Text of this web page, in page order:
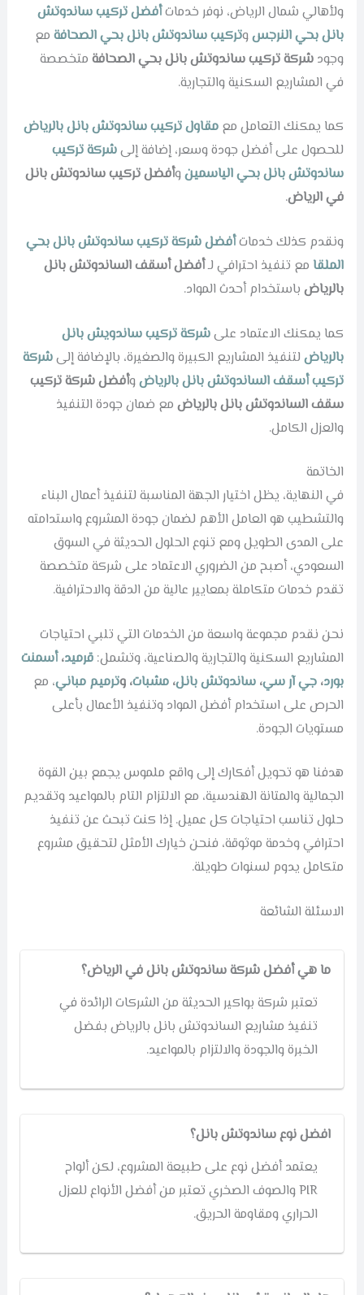
ولأهالي شمال الرياض، نوفر خدماتأفضل تركيب ساندوتش
بانل بحي النرجسوتركيب ساندوتش بانل بحي الصحافةمع
وجود شركة تركيب ساندوتش بانل بحي الصحافةمتخصصة
في المشاريع السكنية والتجارية.
كما يمكنك التعامل مع مقاول تركيب ساندوتش بانل بالرياض
للحصول على أفضل جودة وسعر، إضافة إلىشركة تركيب
ساندوتش بانل بحي الياسمينوأفضل تركيب ساندوتش بانل
في الرياض.
ونقدم كذلك خدماتأفضل شركة تركيب ساندوتش بانل بحي
الملقا مع تنفيذ احترافي لـأفضل أسقف الساندوتش بانل
بالرياضباستخدام أحدث المواد.
كما يمكنك الاعتماد علىشركة تركيب ساندويش بانل
بالرياضلتنفيذ المشاريع الكبيرة والصغيرة، بالإضافة إلىشركة
تركيب أسقف الساندوتش بانل بالرياضوأفضل شركة تركيب
سقف الساندوتش بانل بالرياضمع ضمان جودة التنفيذ
والعزل الكامل.
الخاتمة
في النهاية، يظل اختيار الجهة المناسبة لتنفيذ أعمال البناء
والتشطيب هو العامل الأهم لضمان جودة المشروع واستدامته
على المدى الطويل ومع تنوع الحلول الحديثة في السوق
السعودي، أصبح من الضروري الاعتماد على شركة متخصصة
تقدم خدمات متكاملة بمعايير عالية من الدقة والاحترافية.
نحن نقدم مجموعة واسعة من الخدمات التي تلبي احتياجات
المشاريع السكنية والتجارية والصناعية، وتشمل: قرميد،أسمنت
بورد، جي آر سي، ساندوتش بانل، مشبات، وترميم مباني، مع
الحرص على استخدام أفضل المواد وتنفيذ الأعمال بأعلى
مستويات الجودة.
هدفنا هو تحويل أفكارك إلى واقع ملموس يجمع بين القوة
الجمالية والمتانة الهندسية، مع الالتزام التام بالمواعيد وتقديم
حلول تناسب احتياجات كل عميل. إذا كنت تبحث عن تنفيذ
احترافي وخدمة موثوقة، فنحن خيارك الأمثل لتحقيق مشروع
متكامل يدوم لسنوات طويلة.
الاسئلة الشائعة
ما هي أفضل شركة ساندوتش بانل في الرياض؟
تعتبر شركة بواكير الحديثة من الشركات الرائدة في
تنفيذ مشاريع الساندوتش بانل بالرياض بفضل
الخبرة والجودة والالتزام بالمواعيد.
افضل نوع ساندوتش بانل؟
يعتمد أفضل نوع على طبيعة المشروع، لكن ألواح
PIR والصوف الصخري تعتبر من أفضل الأنواع للعزل
الحراري ومقاومة الحريق.